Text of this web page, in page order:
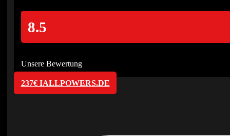
8.5
Unsere Bewertung
237€ IALLPOWERS.DE